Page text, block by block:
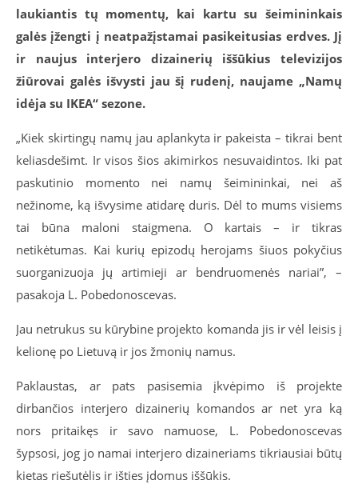
laukiantis tų momentų, kai kartu su šeimininkais
galės įžengti į neatpažįstamai pasikeitusias erdves. Jį
ir naujus interjero dizainerių iššūkius televizijos
žiūrovai galės išvysti jau šį rudenį, naujame „Namų
idėja su IKEA“ sezone.
„Kiek skirtingų namų jau aplankyta ir pakeista – tikrai bent
keliasdešimt. Ir visos šios akimirkos nesuvaidintos. Iki pat
paskutinio momento nei namų šeimininkai, nei aš
nežinome, ką išvysime atidarę duris. Dėl to mums visiems
tai būna maloni staigmena. O kartais – ir tikras
netikėtumas. Kai kurių epizodų herojams šiuos pokyčius
suorganizuoja jų artimieji ar bendruomenės nariai”, –
pasakoja L. Pobedonoscevas.
Jau netrukus su kūrybine projekto komanda jis ir vėl leisis į
kelionę po Lietuvą ir jos žmonių namus.
Paklaustas, ar pats pasisemia įkvėpimo iš projekte
dirbančios interjero dizainerių komandos ar net yra ką
nors pritaikęs ir savo namuose, L. Pobedonoscevas
šypsosi, jog jo namai interjero dizaineriams tikriausiai būtų
kietas riešutėlis ir išties įdomus iššūkis.